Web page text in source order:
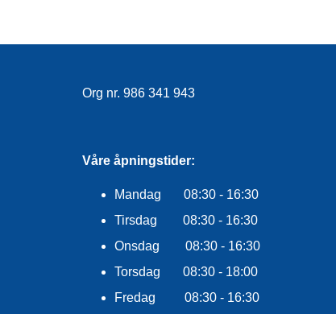
Org nr. 986 341 943
Våre åpningstider:
Mandag 08:30 - 16:30
Tirsdag 08:30 - 16:30
Onsdag 08:30 - 16:30
Torsdag 08:30 - 18:00
Fredag 08:30 - 16:30